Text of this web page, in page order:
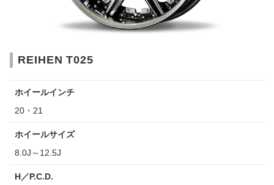
REIHEN T025
ホイールインチ
20・21
ホイールサイズ
8.0J～12.5J
H／P.C.D.